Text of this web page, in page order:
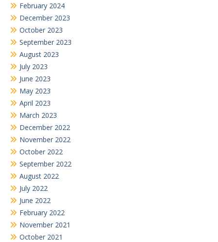
February 2024
December 2023
October 2023
September 2023
August 2023
July 2023
June 2023
May 2023
April 2023
March 2023
December 2022
November 2022
October 2022
September 2022
August 2022
July 2022
June 2022
February 2022
November 2021
October 2021